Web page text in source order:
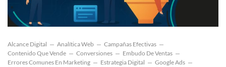
Alcance Digital Analítica Web
Campañas Efectivas
Contenido Que Vende
Conversiones
Embudo De Ventas
Errores Comunes En Marketing
Estrategia Digital
Google Ads